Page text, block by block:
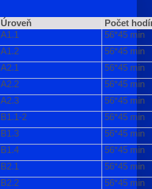
Úroveň
Počet
A1.1
56*45 min
A1.2
56*45 min
A2.1
56*45 min
A2.2
56*45 min
A2.3
56*45 min
B1.1-2
56*45 min
B1.3
56*45 min
B1.4
56*45 min
B2.1
56*45 min
B2.2
56*45 min